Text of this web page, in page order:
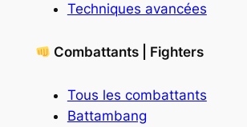
Techniques avancées
Combattants | Fighters
Tous les combattants
Battambang